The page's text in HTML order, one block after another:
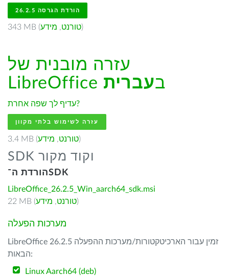
הורדת הגרסה 26.2.5
343 MB ( טורנט, מידע )
עזרה מובנית של
LibreOffice בעברית
עדיף לך שפה אחרת?
עזרה לשימוש בלתי מקוון
3.4 MB ( טורנט, מידע )
SDK וקוד מקור
הורדת ה־SDK
LibreOffice_26.2.5_Win_aarch64_sdk.msi
22 MB (
טורנט, מידע )
מערכות הפעלה
LibreOffice 26.2.5 זמין עבור הארכיטקטורות/מערכות ההפעלה
הבאות:
Linux Aarch64 (deb)